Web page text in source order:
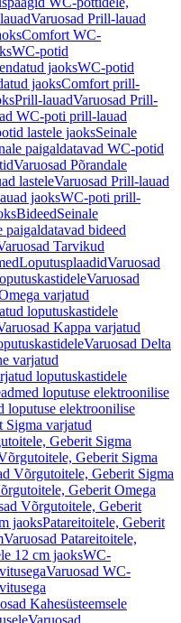
Varuosad Prill-lauad
Comfort WC-
WC-potid
jaoksWC-potid
jaoksComfort prill-
Prill-lauadVaruosad Prill-
WC-poti prill-lauad
lastele jaoksSeinale
paigaldatavad WC-potid
Varuosad Põrandale
lasteleVaruosad Prill-lauad
jaoksWC-poti prill-
BideedSeinale
paigaldatavad bideed
Tarvikud
LoputusplaadidVaruosad
Varuosad
varjatud
loputuskastidele
Kappa varjatud
Varuosad Delta
varjatud
loputuskastidele
loputuse elektroonilise
loputuse elektroonilise
Sigma varjatud
Geberit Sigma
Geberit Sigma
Võrgutoitele, Geberit Sigma
Geberit Omega
Võrgutoitele, Geberit
jaoksPatareitoitele, Geberit
Varuosad Patareitoitele,
12 cm jaoksWC-
Varuosad WC-
Kahesüsteemsele
Varuosad